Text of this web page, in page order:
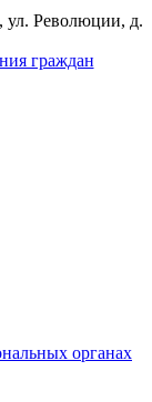
ул. Революции, д.
граждан
органах